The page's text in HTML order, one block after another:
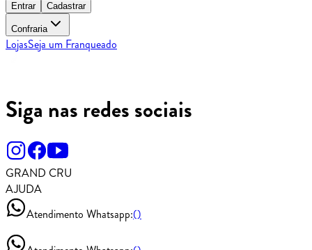
Entrar Cadastrar
Confraria
LojasSeja um Franqueado
Siga nas redes sociais
GRAND CRU
AJUDA
Atendimento Whatsapp:()